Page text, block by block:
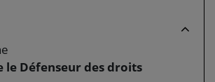
le Défenseur des droits